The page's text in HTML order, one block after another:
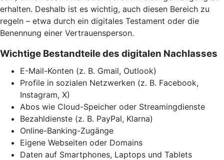
erhalten. Deshalb ist es wichtig, auch diesen Bereich zu
regeln – etwa durch ein digitales Testament oder die
Benennung einer Vertrauensperson.
Wichtige Bestandteile des digitalen Nachlasses
E-Mail-Konten (z. B. Gmail, Outlook)
Profile in sozialen Netzwerken (z. B. Facebook,
Instagram, X)
Abos wie Cloud-Speicher oder Streamingdienste
Bezahldienste (z. B. PayPal, Klarna)
Online-Banking-Zugänge
Eigene Webseiten oder Domains
Daten auf Smartphones, Laptops und Tablets